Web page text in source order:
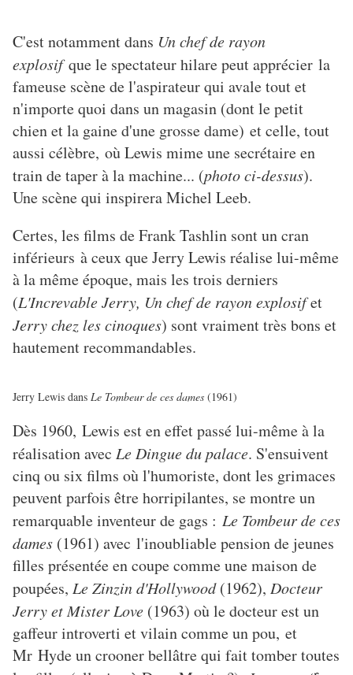
C'est notamment dans Un chef de rayon
explosifque le spectateur hilare peut apprécier la
fameuse scène de l'aspirateur qui avale tout et
n'importe quoi dans un magasin (dont le petit
chien et la gaine d'une grosse dame) et celle, tout
aussi célèbre, où Lewis mime une secrétaire en
train de taper à la machine... (photo ci-dessus).
Une scène qui inspirera Michel Leeb.
Certes, les films de Frank Tashlin sont un cran
inférieurs à ceux que Jerry Lewis réalise lui-même
à la même époque, mais les trois derniers
(L'Increvable Jerry, Un chef de rayon explosifet
Jerry chez les cinoques) sont vraiment très bons et
hautement recommandables.
Jerry Lewis dans Le Tombeur de ces dames (1961)
Dès 1960, Lewis est en effet passé lui-même à la
réalisation avec Le Dingue du palace. S'ensuivent
cinq ou six films où l'humoriste, dont les grimaces
peuvent parfois être horripilantes, se montre un
remarquable inventeur de gags : Le Tombeur de ces
dames (1961) avec l'inoubliable pension de jeunes
filles présentée en coupe comme une maison de
poupées, Le Zinzin d'Hollywood(1962), Docteur
Jerry et Mister Love (1963) où le docteur est un
gaffeur introverti et vilain comme un pou, et
Mr Hyde un crooner bellâtre qui fait tomber toutes